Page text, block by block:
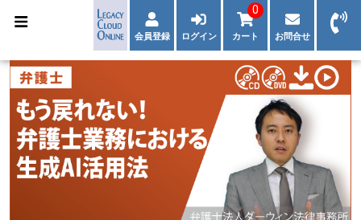
会員登録 ログイン カート
0
お問合せ